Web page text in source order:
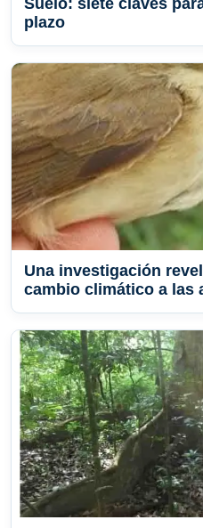
Suelo: siete claves
plazo
Una investigación
cambio climático a las